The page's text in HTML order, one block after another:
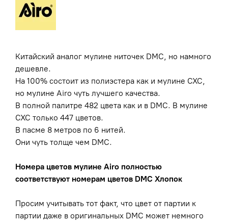
Китайский аналог мулине ниточек DMC, но намного
дешевле.
На 100% состоит из полиэстера как и мулине CXC,
но мулине Airo чуть лучшего качества.
В полной палитре 482 цвета как и в DMC. В мулине
CXC только 447 цветов.
В пасме 8 метров по 6 нитей.
Они чуть толще чем DMC.
Номера цветов мулине Airo полностью
соответствуют номерам цветов DMC Хлопок
Просим учитывать тот факт, что цвет от партии к
партии даже в оригинальных DMC может немного